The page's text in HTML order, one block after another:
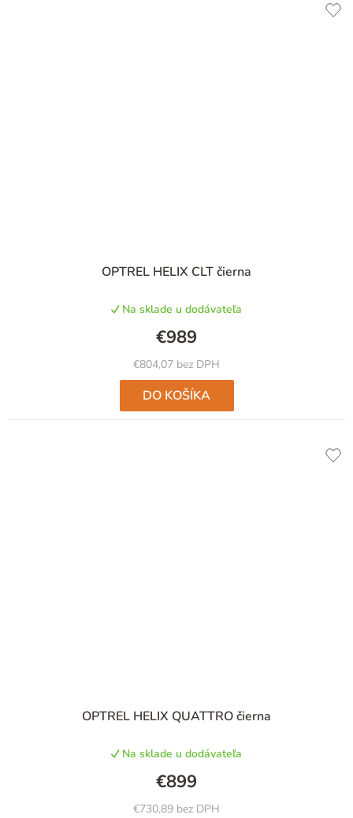
OPTREL HELIX CLT čierna
Na sklade u dodávateľa
€804,07 bez DPH
€989
DO KOŠÍKA
OPTREL HELIX QUATTRO čierna
Na sklade u dodávateľa
€730,89 bez DPH
€899